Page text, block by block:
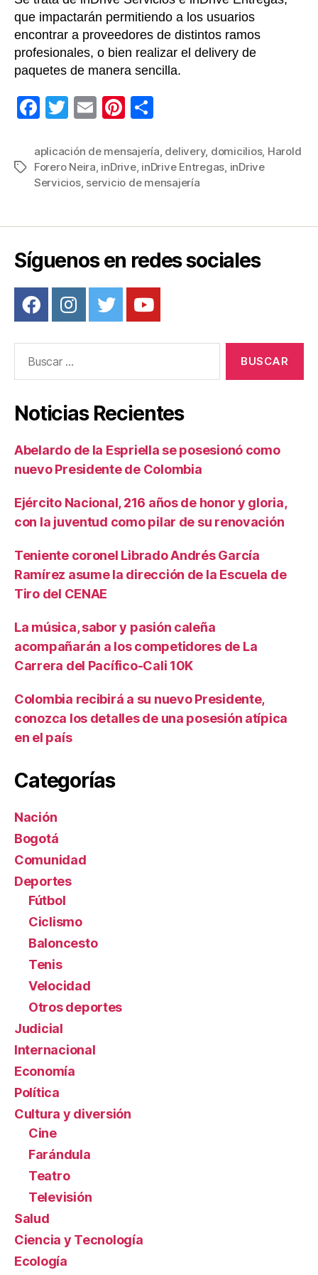
que impactarán permitiendo a los usuarios
encontrar a proveedores de distintos ramos
profesionales, o bien realizar el delivery de
paquetes de manera sencilla.
F
c
e
o
k
T
tt
er
E
ail
Pi
er
e
m
p
tir
Etiquetas
aplicación de mensajería delivery, domicilios, Harold
Forero Neira inDrive, inDrive Entregas inDrive
Servicios, servicio de mensajería
Síguenos en redes sociales
Noticias Recientes
Abelardo de la Espriella se posesionó como
nuevo Presidente de Colombia
Ejército Nacional, 216 años de honor y gloria,
con la juventud como pilar de su renovación
Teniente coronel Librado Andrés García
Ramírez asume la dirección de la Escuela de
Tiro del CENAE
La música, sabor y pasión caleña
acompañarán a los competidores de La
Carrera del Pacífico-Cali 10K
Colombia recibirá a su nuevo Presidente,
conozca los detalles de una posesión atípica
en el país
Categorías
Nación
Bogotá
Comunidad
Deportes
Fútbol
Ciclismo
Baloncesto
Tenis
Velocidad
Otros deportes
Judicial
Internacional
Economía
Política
Cultura y diversión
Cine
Farándula
Teatro
Televisión
Salud
Ciencia y Tecnología
Ecología